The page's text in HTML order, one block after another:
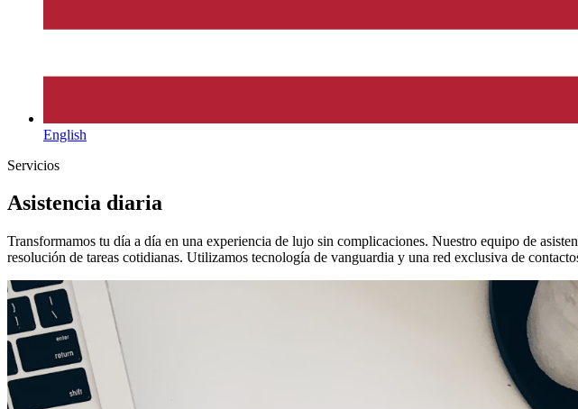
English
Servicios
Asistencia diaria
Transformamos tu día a día en una experiencia de lujo sin complicaciones. Nuestro equipo de
resolución de tareas cotidianas. Utilizamos tecnología de vanguardia y una red exclusiva de